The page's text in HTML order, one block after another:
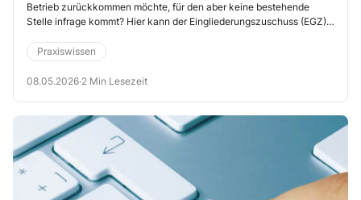
Betrieb zurückkommen möchte, für den aber keine bestehende
Stelle infrage kommt? Hier kann der Eingliederungszuschuss (EGZ)
Betriebsrat diese Möglichkeit aktiv in das BEM ein. Der EGZ kann
Beschäftigungsperspektiven für gesundheitlich beeinträchtigte oder
langzeiterkrankte Kollegen sichern und gleichzeitig betriebliche
Praxiswissen
08.05.2026·2 Min Lesezeit